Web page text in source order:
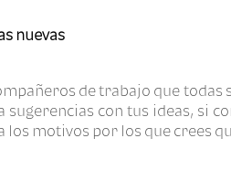
nuevas
de trabajo que
con tus ideas, si
los motivos por los que crees